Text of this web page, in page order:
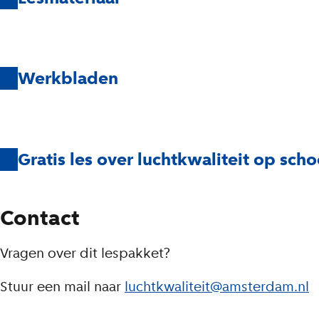
Werkbladen
Gratis les over luchtkwaliteit op
Contact
Vragen over dit lespakket?
Stuur een mail naar luchtkwaliteit@amsterdam.nl